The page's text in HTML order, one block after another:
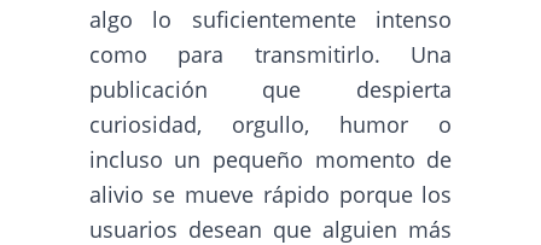
algo lo suficientemente intenso
como para transmitirlo. Una
publicación que despierta
curiosidad, orgullo, humor o
incluso un pequeño momento de
alivio se mueve rápido porque los
usuarios desean que alguien más